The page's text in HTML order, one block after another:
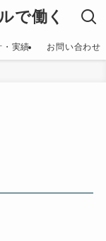
で働く
・実績 お問い合わせ